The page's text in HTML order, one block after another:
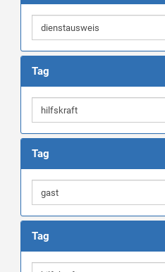
Tag
Tag
Tag